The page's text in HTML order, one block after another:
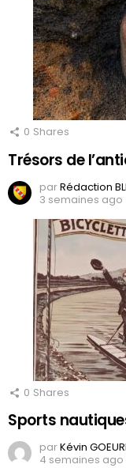
0 Shares
Trésors de
parRédaction
3 semaines ago
0 Shares
Sports
parKévin
4 semaines ago